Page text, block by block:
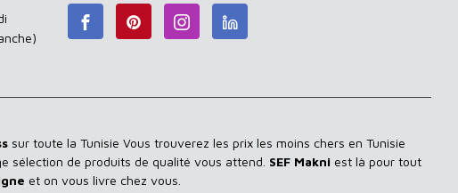
sur toute la Tunisie Vous trouverez les prix les moins chers en Tunisie
sélection de produits de qualité vous attend. SEF Makni est là pour tout
et on vous livre chez vous.